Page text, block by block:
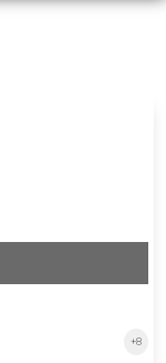
+8